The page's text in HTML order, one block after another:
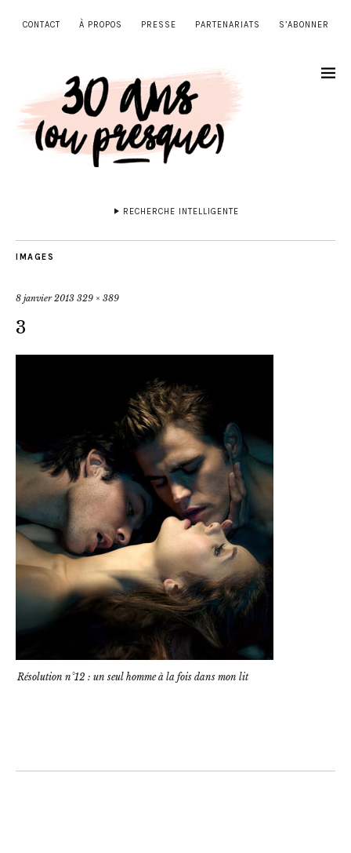
CONTACT À PROPOS PRESSE PARTENARIATS S’ABONNER
RECHERCHE INTELLIGENTE
IMAGES
8 janvier 2013 329 × 389
3
Résolution n°12 : un seul homme à la fois dans mon lit